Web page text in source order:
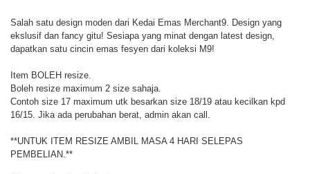
Salah satu design moden dari Kedai Emas Merchant9. Design yang
ekslusif dan fancy gitu! Sesiapa yang minat dengan latest design,
dapatkan satu cincin emas fesyen dari koleksi M9!
Item BOLEH resize.
Boleh resize maximum 2 size sahaja.
Contoh size 17 maximum utk besarkan size 18/19 atau kecilkan kpd
16/15. Jika ada perubahan berat, admin akan call.
**UNTUK ITEM RESIZE AMBIL MASA 4 HARI SELEPAS
PEMBELIAN.**